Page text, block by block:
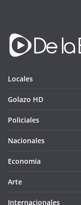
Locales
Golazo HD
Policiales
Nacionales
Economia
Arte
Internacionales